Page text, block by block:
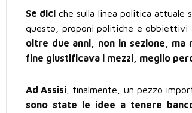
Se dici che sulla linea politica attuale
questo, proponi politiche e
oltre due anni, non in sezione, ma
fine giustificava i mezzi, meglio
Ad Assisi , finalmente, un pezzo
sono state le idee a tenere